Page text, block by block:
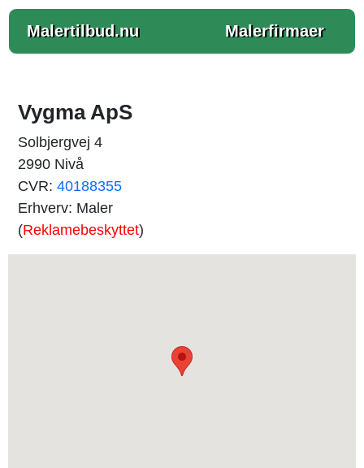
Malertilbud.nu Malerfirmaer
Vygma ApS
Solbjergvej 4
2990 Nivå
CVR: 40188355
Erhverv: Maler
(Reklamebeskyttet)